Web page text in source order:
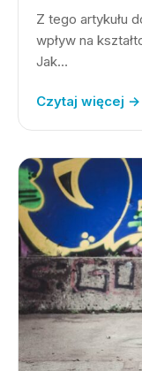
Z tego artykułu
wpływ na
Jak…
Czytaj więcej →